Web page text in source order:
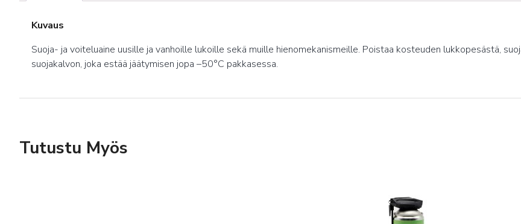
Kuvaus
Suoja- ja voiteluaine uusille ja vanhoille lukoille sekä muille hienomekanismeille. Poistaa kosteuden lukkopesästä,
suojakalvon, joka estää jäätymisen jopa –50°C pakkasessa.
Tutustu Myös